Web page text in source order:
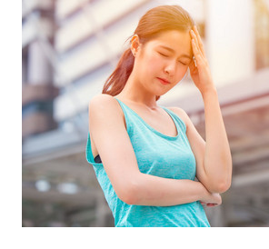
unsere Besucher unsere Website
Google Analytics
Name:
_ga, _gid, _gac_gb_
Anbieter:
Google LLC
Zweck:
Erhebung von Statistiken zur